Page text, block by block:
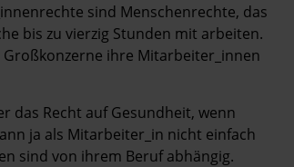
sind Menschenrechte, das
bis zu vierzig Stunden mit arbeiten.
ihre Mitarbeiter_innen
das Recht auf Gesundheit, wenn
ja als Mitarbeiter_in nicht einfach
sind von ihrem Beruf abhängig.